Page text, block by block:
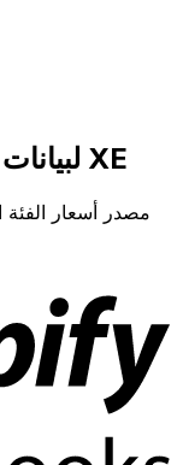
واجهة البرامج API لبيانات العملة من XE